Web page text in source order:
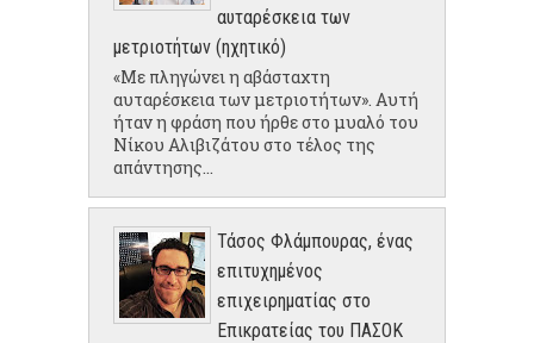
αυταρέσκεια των
μετριοτήτων (ηχητικό)
«Με πληγώνει η αβάσταχτη
αυταρέσκεια των μετριοτήτων». Αυτή
ήταν η φράση που ήρθε στο μυαλό του
Νίκου Αλιβιζάτου στο τέλος της
απάντησης...
Τάσος Φλάμπουρας, ένας
επιτυχημένος
επιχειρηματίας στο
Επικρατείας του ΠΑΣΟΚ